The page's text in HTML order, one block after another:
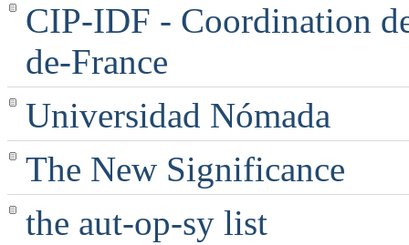
CIP-IDF - Coordination
de-France
Universidad Nómada
The New Significance
the aut-op-sy list